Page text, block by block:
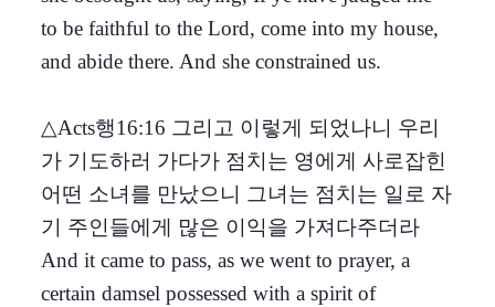
to be faithful to the Lord, come into my house,
and abide there. And she constrained us.
△Acts행16:16 그리고 이렇게 되었나니 우리
가 기도하러 가다가 점치는 영에게 사로잡힌
어떤 소녀를 만났으니 그녀는 점치는 일로 자
기 주인들에게 많은 이익을 가져다주더라
And it came to pass, as we went to prayer, a
certain damsel possessed with a spirit of